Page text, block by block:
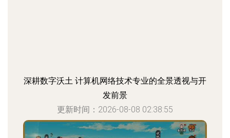
深耕数字沃土 计算机网络技术专业的全景透视与开
发前景
更新时间：2026-08-08 02:38:55